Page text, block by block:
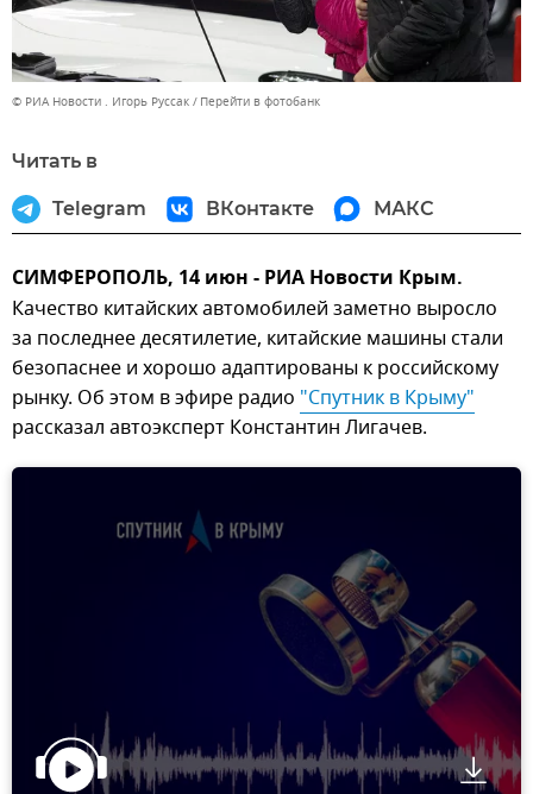
© РИА Новости . Игорь Руссак Перейти в фотобанк
Читать в
Telegram ВКонтакте МАКС
СИМФЕРОПОЛЬ, 14 июн - РИА Новости Крым.
Качество китайских автомобилей заметно выросло
за последнее десятилетие, китайские машины стали
безопаснее и хорошо адаптированы к российскому
рынку. Об этом в эфире радио "Спутник в Крыму"
рассказал автоэксперт Константин Лигачев.